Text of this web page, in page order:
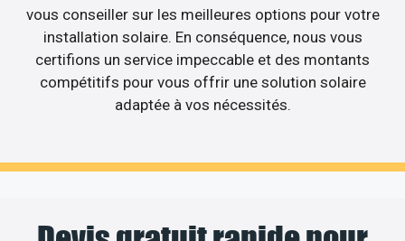
vous conseiller sur les meilleures options pour votre
installation solaire. En conséquence, nous vous
certifions un service impeccable et des montants
compétitifs pour vous offrir une solution solaire
adaptée à vos nécessités.